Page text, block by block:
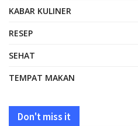
KABAR KULINER
RESEP
SEHAT
TEMPAT MAKAN
Don't miss it